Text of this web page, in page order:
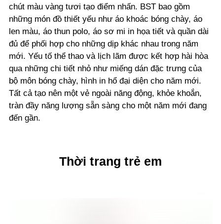
chút màu vàng tươi tạo điểm nhấn. BST bao gồm
những món đồ thiết yếu như áo khoác bóng chày, áo
len màu, áo thun polo, áo sơ mi in họa tiết và quần dài
đủ để phối hợp cho những dịp khác nhau trong năm
mới. Yếu tố thể thao và lịch lãm được kết hợp hài hòa
qua những chi tiết nhỏ như miếng dán đặc trưng của
bộ môn bóng chày, hình in hổ đại diện cho năm mới.
Tất cả tạo nên một vẻ ngoài năng động, khỏe khoắn,
tràn đầy năng lượng sẵn sàng cho một năm mới đang
đến gần.
Thời trang trẻ em